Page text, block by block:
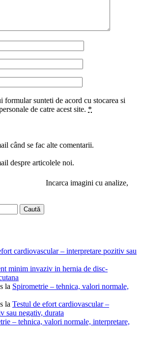
formular sunteti de acord cu stocarea si
de catre acest site. *
când se fac alte comentarii.
despre articolele noi.
Incarca imagini cu analize,
cardiovascular – interpretare pozitiv sau
minim invaziv in hernia de disc-
la Spirometrie – tehnica, valori normale,
la Testul de efort cardiovascular –
sau negativ, durata
– tehnica, valori normale, interpretare,